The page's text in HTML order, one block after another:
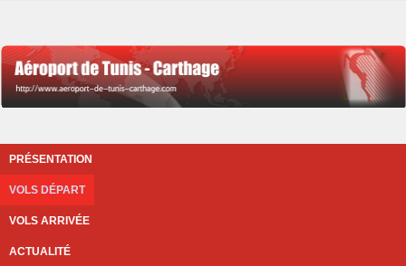
PRÉSENTATION
VOLS DÉPART
VOLS ARRIVÉE
ACTUALITÉ